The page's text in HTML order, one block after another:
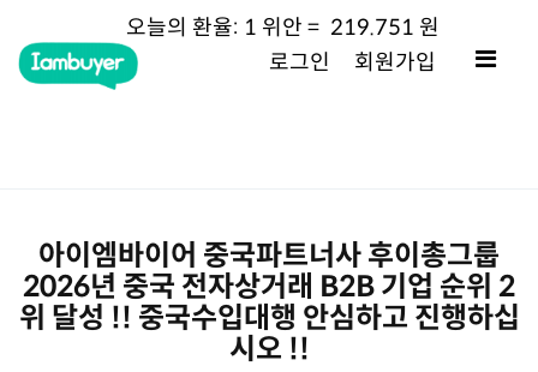
오늘의 환율: 1 위안 = 219.751 원
로그인
회원가입
아이엠바이어 중국파트너사 후이총그룹
2026년 중국 전자상거래 B2B 기업 순위 2
위 달성 !! 중국수입대행 안심하고 진행하십
시오 !!